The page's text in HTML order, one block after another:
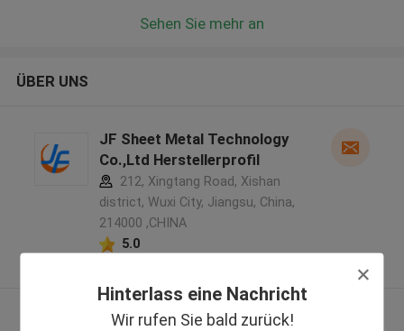
Hinterlass eine Nachricht
Wir rufen Sie bald zurück!
Sehen Sie mehr an
ÜBER UNS
JF Sheet Metal Technology
Co.,Ltd Herstellerprofil
212, Xingtang Road, Xishan
district, Wuxi City, Jiangsu, China,
214000 ,CHINA
5.0
Sehen Sie mehr an